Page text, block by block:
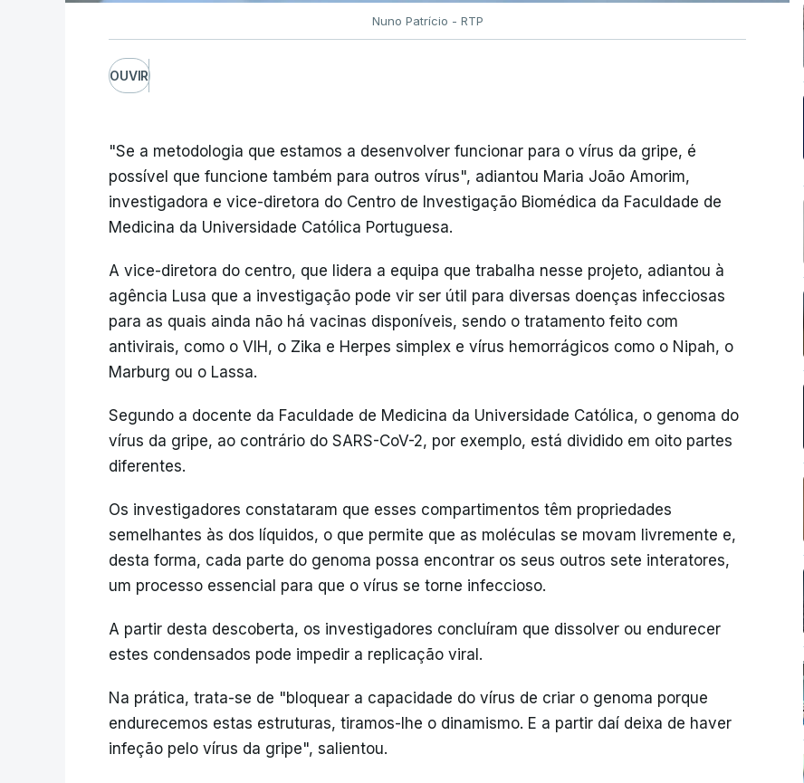
Nuno Patrício - RTP
OUVIR
"Se a metodologia que estamos a desenvolver funcionar para o vírus da gripe, é
possível que funcione também para outros vírus", adiantou Maria João Amorim,
investigadora e vice-diretora do Centro de Investigação Biomédica da Faculdade de
Medicina da Universidade Católica Portuguesa.
A vice-diretora do centro, que lidera a equipa que trabalha nesse projeto, adiantou à
agência Lusa que a investigação pode vir ser útil para diversas doenças infecciosas
para as quais ainda não há vacinas disponíveis, sendo o tratamento feito com
antivirais, como o VIH, o Zika e Herpes simplex e vírus hemorrágicos como o Nipah, o
Marburg ou o Lassa.
Segundo a docente da Faculdade de Medicina da Universidade Católica, o genoma do
vírus da gripe, ao contrário do SARS-CoV-2, por exemplo, está dividido em oito partes
diferentes.
Os investigadores constataram que esses compartimentos têm propriedades
semelhantes às dos líquidos, o que permite que as moléculas se movam livremente e,
desta forma, cada parte do genoma possa encontrar os seus outros sete interatores,
um processo essencial para que o vírus se torne infeccioso.
A partir desta descoberta, os investigadores concluíram que dissolver ou endurecer
estes condensados pode impedir a replicação viral.
Na prática, trata-se de "bloquear a capacidade do vírus de criar o genoma porque
endurecemos estas estruturas, tiramos-lhe o dinamismo. E a partir daí deixa de haver
infeção pelo vírus da gripe", salientou.